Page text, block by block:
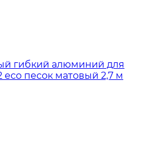
гибкий алюминий для
eco песок матовый 2,7 м